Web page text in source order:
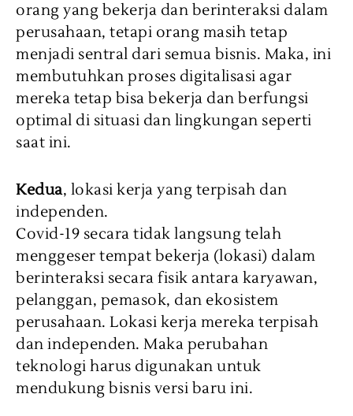
orang yang bekerja dan berinteraksi dalam
perusahaan, tetapi orang masih tetap
menjadi sentral dari semua bisnis. Maka, ini
membutuhkan proses digitalisasi agar
mereka tetap bisa bekerja dan berfungsi
optimal di situasi dan lingkungan seperti
saat ini.
Kedua, lokasi kerja yang terpisah dan
independen.
Covid-19 secara tidak langsung telah
menggeser tempat bekerja (lokasi) dalam
berinteraksi secara fisik antara karyawan,
pelanggan, pemasok, dan ekosistem
perusahaan. Lokasi kerja mereka terpisah
dan independen. Maka perubahan
teknologi harus digunakan untuk
mendukung bisnis versi baru ini.